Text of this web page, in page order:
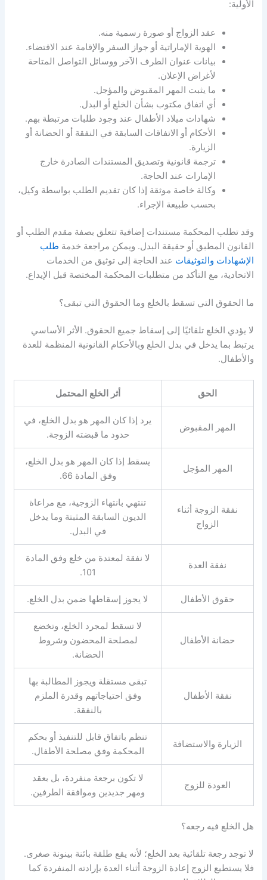
الأولية:
عقد الزواج أو صورة رسمية منه.
الهوية الإماراتية أو جواز السفر والإقامة عند الاقتضاء.
بيانات عنوان الطرف الآخر ووسائل التواصل المتاحة
لأغراض الإعلان.
ما يثبت المهر المقبوض والمؤجل.
أي اتفاق مكتوب بشأن الخلع أو البدل.
شهادات ميلاد الأطفال عند وجود طلبات مرتبطة بهم.
الأحكام أو الاتفاقات السابقة في النفقة أو الحضانة أو
الزيارة.
ترجمة قانونية وتصديق المستندات الصادرة خارج
الإمارات عند الحاجة.
وكالة خاصة موثقة إذا كان تقديم الطلب بواسطة وكيل،
بحسب طبيعة الإجراء.
وقد تطلب المحكمة مستندات إضافية تتعلق بصفة مقدم الطلب أو
القانون المطبق أو حقيقة البدل. ويمكن مراجعة خدمة طلب
الإشهادات والتوثيقات عند الحاجة إلى توثيق من الخدمات
الاتحادية، مع التأكد من متطلبات المحكمة المختصة قبل الإيداع.
ما الحقوق التي تسقط بالخلع وما الحقوق التي تبقى؟
لا يؤدي الخلع تلقائيًا إلى إسقاط جميع الحقوق. الأثر الأساسي
يرتبط بما يدخل في بدل الخلع وبالأحكام القانونية المنظمة للعدة
والأطفال.
الحق أثر الخلع المحتمل
المهر المقبوض
يرد إذا كان المهر هو بدل الخلع، في
حدود ما قبضته الزوجة.
المهر المؤجل
يسقط إذا كان المهر هو بدل الخلع،
وفق المادة 66.
نفقة الزوجة أثناء
الزواج
تنتهي بانتهاء الزوجية، مع مراعاة
الديون السابقة المثبتة وما يدخل
في البدل.
نفقة العدة
لا نفقة لمعتدة من خلع وفق المادة
101.
حقوق الأطفال لا يجوز إسقاطها ضمن بدل الخلع.
حضانة الأطفال
لا تسقط لمجرد الخلع، وتخضع
لمصلحة المحضون وشروط
الحضانة.
نفقة الأطفال
تبقى مستقلة ويجوز المطالبة بها
وفق احتياجاتهم وقدرة الملزم
بالنفقة.
الزيارة والاستضافة
تنظم باتفاق قابل للتنفيذ أو بحكم
المحكمة وفق مصلحة الأطفال.
العودة للزوج
لا تكون برجعة منفردة، بل بعقد
ومهر جديدين وموافقة الطرفين.
هل الخلع فيه رجعه؟
لا توجد رجعة تلقائية بعد الخلع؛ لأنه يقع طلقة بائنة بينونة صغرى.
فلا يستطيع الزوج إعادة الزوجة أثناء العدة بإرادته المنفردة كما